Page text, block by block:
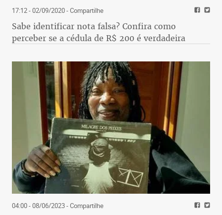
17:12 - 02/09/2020- Compartilhe
Sabe identificar nota falsa? Confira como
perceber se a cédula de R$ 200 é verdadeira
04:00 - 08/06/2023- Compartilhe